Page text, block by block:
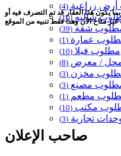
زراعية (4)
شاليه(10)
شقة (39)
عمارة (1)
مطلوب فيلا (10)
/ معرض (8)
مخزن (3)
مصنع (3)
مطعم (1)
مكتب (10)
تجارية (3)
يكون هذا العقار قد تم التصرف فيه أو
صاحب الإعلان